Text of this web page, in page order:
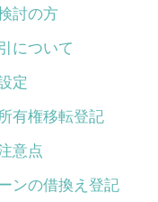
討の方
について
定
有権移転登記
意点
ンの借換え登記